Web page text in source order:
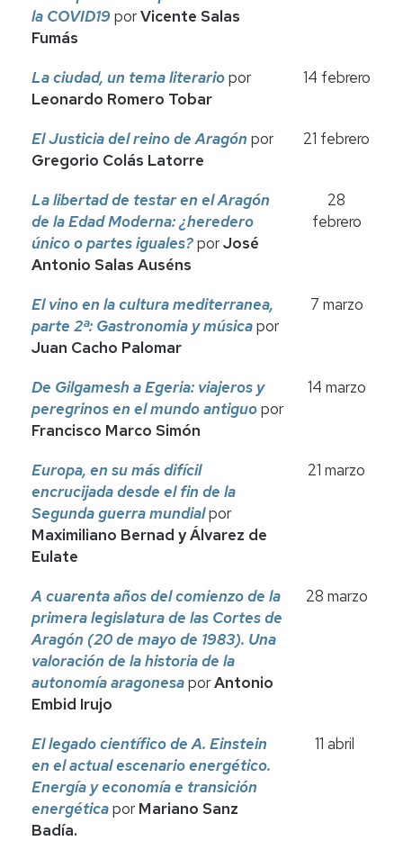
la COVID19 porVicente Salas
Fumás
La ciudad, un tema literariopor
Leonardo Romero Tobar
14 febrero
El Justicia del reino de Aragón por
Gregorio Colás Latorre
21 febrero
La libertad de testar en el Aragón
de la Edad Moderna: ¿heredero
único o partes iguales?porJosé
Antonio Salas Auséns
28
febrero
El vino en la cultura mediterranea,
parte 2ª: Gastronomia ymúsicapor
Juan Cacho Palomar
7 marzo
De Gilgamesh a Egeria: viajeros y
peregrinos en el mundoantiguopor
Francisco Marco Simón
14 marzo
Europa, en su más difícil
encrucijada desde el fin de la
Segundaguerra mundialpor
Maximiliano Bernad y Álvarez de
Eulate
21 marzo
A cuarenta años del comienzo de la
primera legislatura de las Cortes de
Aragón (20 de mayo de 1983). Una
valoración de lahistoria de la
autonomía aragonesaporAntonio
Embid Irujo
28 marzo
El legado científico de A. Einstein
en el actual escenario energético.
Energía y economía e transición
energéticapor Mariano Sanz
Badía.
11 abril